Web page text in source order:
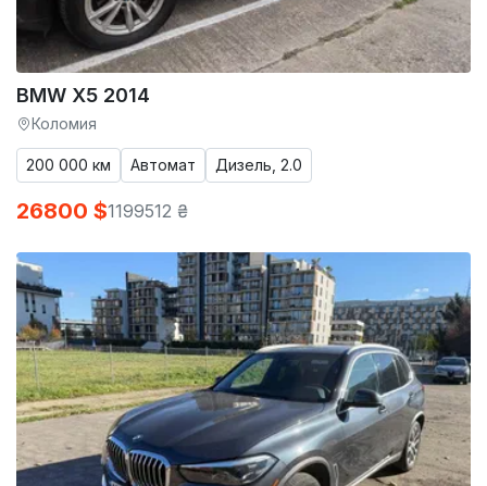
BMW X5 2014
Коломия
200 000 км Автомат Дизель, 2.0
26800 $1199512 ₴